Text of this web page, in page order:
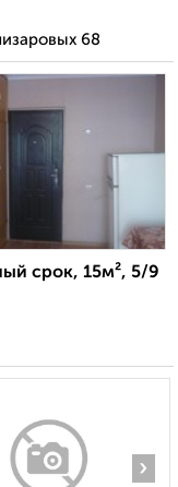
68
срок, 15м², 5/9
›